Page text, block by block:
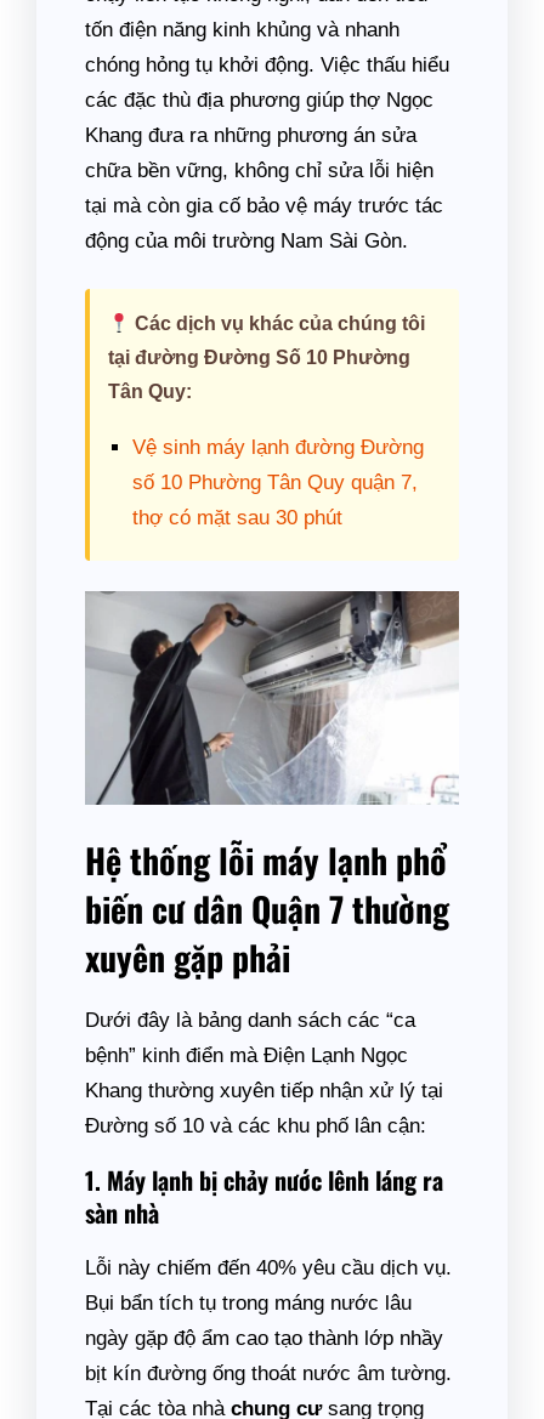
tốn điện năng kinh khủng và nhanh
chóng hỏng tụ khởi động. Việc thấu hiểu
các đặc thù địa phương giúp thợ Ngọc
Khang đưa ra những phương án sửa
chữa bền vững, không chỉ sửa lỗi hiện
tại mà còn gia cố bảo vệ máy trước tác
động của môi trường Nam Sài Gòn.
Các dịch vụ khác của chúng tôi
tại đường Đường Số 10 Phường
Tân Quy:
Vệ sinh máy lạnh đường Đường
số 10 Phường Tân Quy quận 7,
thợ có mặt sau 30 phút
Hệ thống lỗi máy lạnh phổ
biến cư dân Quận 7 thường
xuyên gặp phải
Dưới đây là bảng danh sách các “ca
bệnh” kinh điển mà Điện Lạnh Ngọc
Khang thường xuyên tiếp nhận xử lý tại
Đường số 10 và các khu phố lân cận:
1. Máy lạnh bị chảy nước lênh láng ra
sàn nhà
Lỗi này chiếm đến 40% yêu cầu dịch vụ.
Bụi bẩn tích tụ trong máng nước lâu
ngày gặp độ ẩm cao tạo thành lớp nhầy
bịt kín đường ống thoát nước âm tường.
Tại các tòa nhà chung cưsang trọng